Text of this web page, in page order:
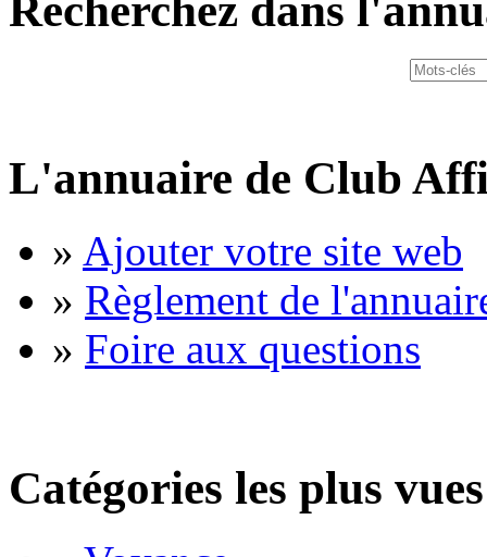
L'annuaire de Club
» Ajouter votre site web
» Règlement de
» Foire aux questions
Catégories les plus vues